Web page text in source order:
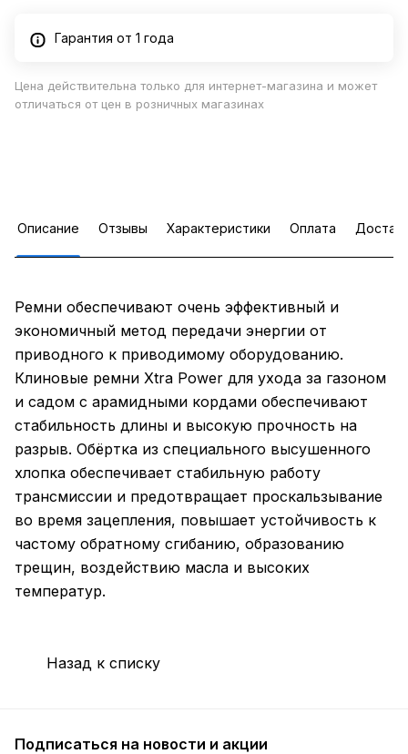
Гарантия от 1 года
Цена действительна только для интернет-магазина и может
отличаться от цен в розничных магазинах
Описание Отзывы Характеристики Оплата
Ремни обеспечивают очень эффективный и
экономичный метод передачи энергии от
приводного к приводимому оборудованию.
Клиновые ремни Xtra Power для ухода за газоном
и садом с арамидными кордами обеспечивают
стабильность длины и высокую прочность на
разрыв. Обёртка из специального высушенного
хлопка обеспечивает стабильную работу
трансмиссии и предотвращает проскальзывание
во время зацепления, повышает устойчивость к
частому обратному сгибанию, образованию
трещин, воздействию масла и высоких
температур.
Назад к списку
Подписаться на новости и акции